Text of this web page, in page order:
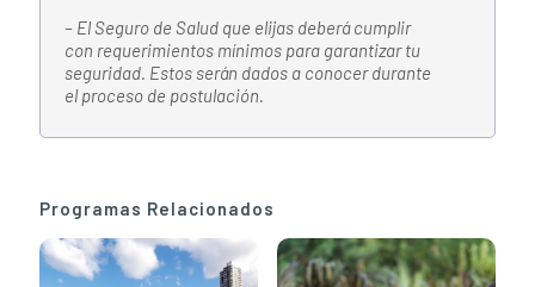
– El Seguro de Salud que elijas deberá cumplir
con requerimientos mínimos para garantizar tu
seguridad. Estos serán dados a conocer durante
el proceso de postulación.
Programas Relacionados